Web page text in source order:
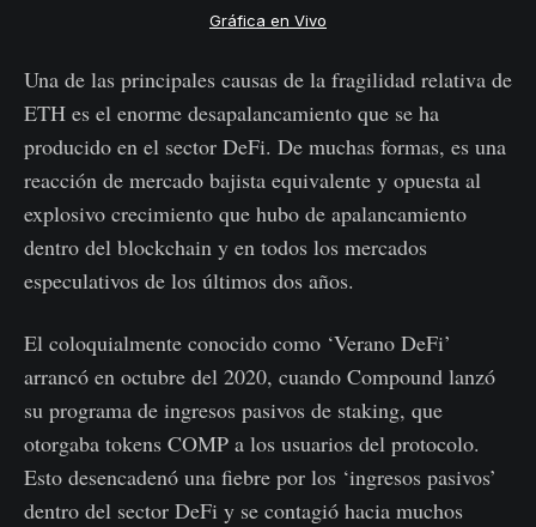
Gráfica en Vivo
Una de las principales causas de la fragilidad relativa de
ETH es el enorme desapalancamiento que se ha
producido en el sector DeFi. De muchas formas, es una
reacción de mercado bajista equivalente y opuesta al
explosivo crecimiento que hubo de apalancamiento
dentro del blockchain y en todos los mercados
especulativos de los últimos dos años.
El coloquialmente conocido como ‘Verano DeFi’
arrancó en octubre del 2020, cuando Compound lanzó
su programa de ingresos pasivos de staking, que
otorgaba tokens COMP a los usuarios del protocolo.
Esto desencadenó una fiebre por los ‘ingresos pasivos’
dentro del sector DeFi y se contagió hacia muchos